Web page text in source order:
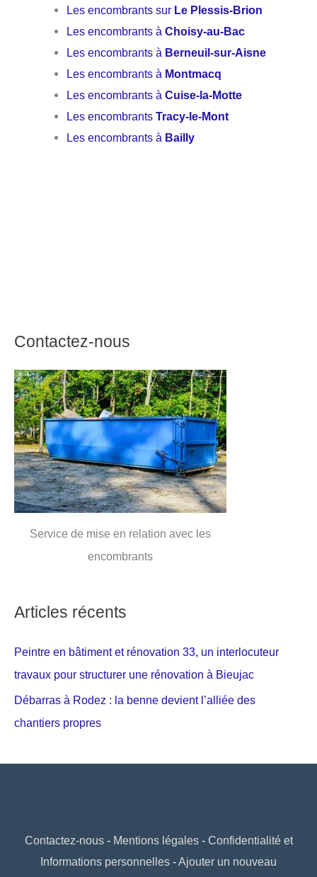
Les encombrants sur Le Plessis-Brion
Les encombrants àChoisy-au-Bac
Les encombrants à Berneuil-sur-Aisne
Les encombrants à Montmacq
Les encombrants àCuise-la-Motte
Les encombrantsTracy-le-Mont
Les encombrants à Bailly
Contactez-nous
Service de mise en relation avec les
encombrants
Articles récents
Peintre en bâtiment et rénovation 33, un interlocuteur
travaux pour structurer une rénovation à Bieujac
Débarras à Rodez : la benne devient l’alliée des
chantiers propres
Contactez-nous- Mentions légales- Confidentialité et
Informations personnelles -Ajouter un nouveau